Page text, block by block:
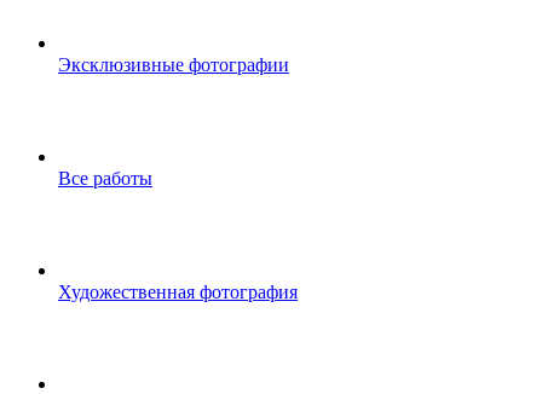
Эксклюзивные фотографии
Все работы
Художественная фотография